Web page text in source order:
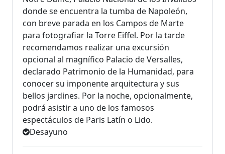
donde se encuentra la tumba de Napoleón,
con breve parada en los Campos de Marte
para fotografiar la Torre Eiffel. Por la tarde
recomendamos realizar una excursión
opcional al magnífico Palacio de Versalles,
declarado Patrimonio de la Humanidad, para
conocer su imponente arquitectura y sus
bellos jardines. Por la noche, opcionalmente,
podrá asistir a uno de los famosos
espectáculos de Paris Latín o Lido.
Desayuno